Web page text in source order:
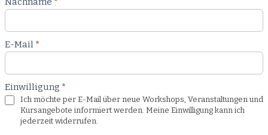
E-Mail *
Einwilligung *
Ich möchte per E-Mail über neue Workshops, Veranstaltungen und
Kursangebote informiert werden. Meine Einwilligung kann ich
jederzeit widerrufen.